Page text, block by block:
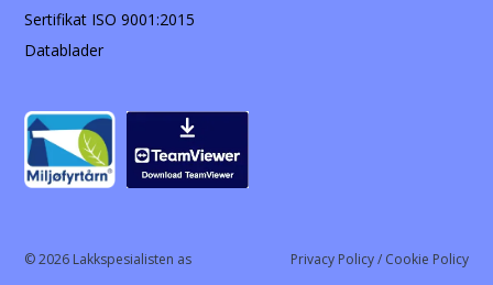
Sertifikat ISO 9001:2015
Datablader
© 2026 Lakkspesialisten as Privacy Policy / Cookie Policy